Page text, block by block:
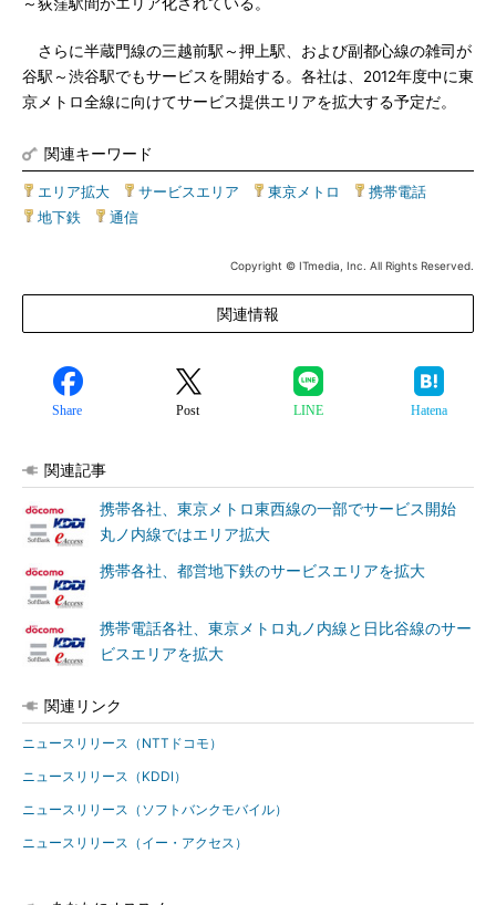
さらに半蔵門線の三越前駅～押上駅、および副都心線の雑司が
谷駅～渋谷駅でもサービスを開始する。各社は、2012年度中に東
京メトロ全線に向けてサービス提供エリアを拡大する予定だ。
関連キーワード
エリア拡大 サービスエリア 東京メトロ 携帯電話
地下鉄
通信
Copyright © ITmedia, Inc. All Rights Reserved.
関連情報
Share Post LINE Hatena
関連記事
携帯各社、東京メトロ東西線の一部でサービス開始
丸ノ内線ではエリア拡大
携帯各社、都営地下鉄のサービスエリアを拡大
携帯電話各社、東京メトロ丸ノ内線と日比谷線のサー
ビスエリアを拡大
関連リンク
ニュースリリース（NTTドコモ）
ニュースリリース（KDDI）
ニュースリリース（ソフトバンクモバイル）
ニュースリリース（イー・アクセス）